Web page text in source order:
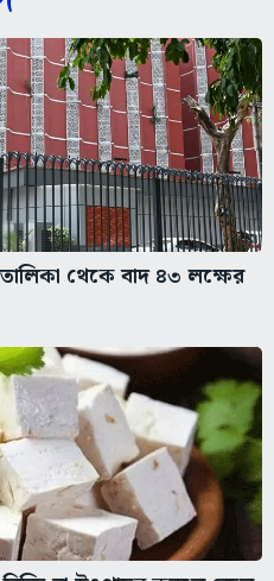
থেকে বাদ ৪৩ লক্ষের